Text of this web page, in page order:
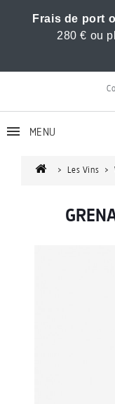
Frais de port
280 € ou
MENU
Les Vins